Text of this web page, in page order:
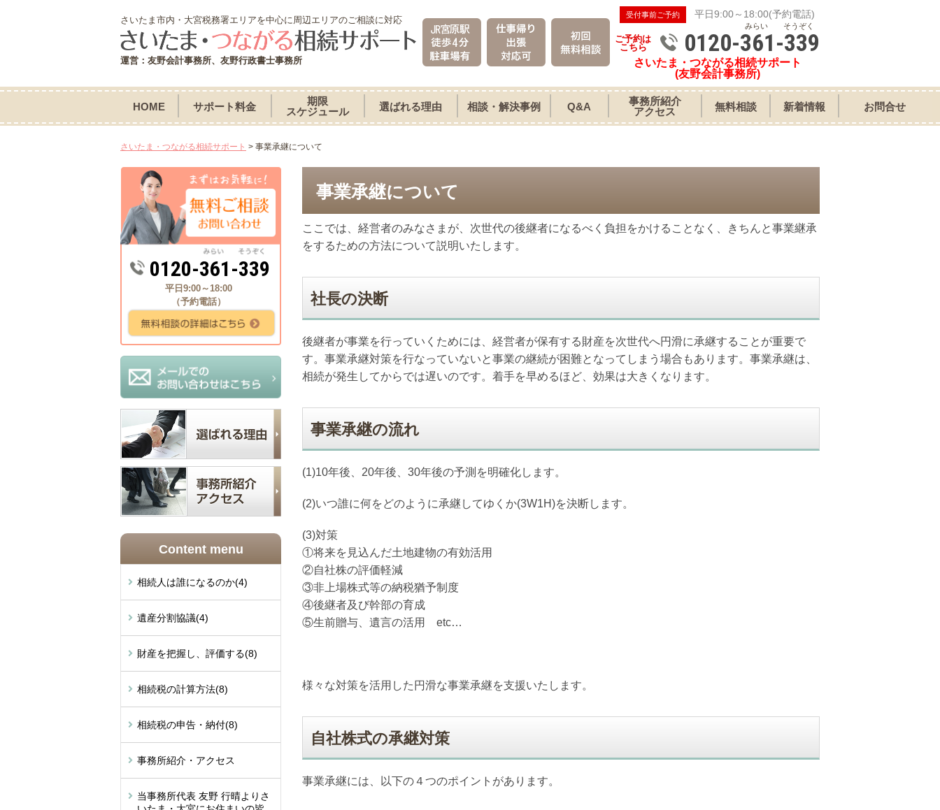
さいたま市内・大宮税務署エリアを中心に周辺エリアのご相談に対応
運営：友野会計事務所、友野行政書士事務所
受付事前ご予約 平日9:00～18:00(予約電話)
ご予約は
こちら
みらい そうぞく
0120-361-339
さいたま・つながる相続サポート
(友野会計事務所)
HOME サポート料金
期限
スケジュール
選ばれる理由 相談・解決事例 Q&A
事務所紹介
アクセス
無料相談 新着情報 お問合せ
さいたま・つながる相続サポート > 事業承継について
事業承継について
ここでは、経営者のみなさまが、次世代の後継者になるべく負担をかけることなく、きちんと事業継承
をするための方法について説明いたします。
社長の決断
後継者が事業を行っていくためには、経営者が保有する財産を次世代へ円滑に承継することが重要で
す。事業承継対策を行なっていないと事業の継続が困難となってしまう場合もあります。事業承継は、
相続が発生してからでは遅いのです。着手を早めるほど、効果は大きくなります。
事業承継の流れ
(1)10年後、20年後、30年後の予測を明確化します。
(2)いつ誰に何をどのように承継してゆくか(3W1H)を決断します。
(3)対策
①将来を見込んだ土地建物の有効活用
②自社株の評価軽減
③非上場株式等の納税猶予制度
④後継者及び幹部の育成
⑤生前贈与、遺言の活用 etc…
様々な対策を活用した円滑な事業承継を支援いたします。
自社株式の承継対策
事業承継には、以下の４つのポイントがあります。
0120-361-339
平日9:00～18:00
（予約電話）
Content menu
相続人は誰になるのか(4)
遺産分割協議(4)
財産を把握し、評価する(8)
相続税の計算方法(8)
相続税の申告・納付(8)
事務所紹介・アクセス
当事務所代表 友野 行晴よりさ